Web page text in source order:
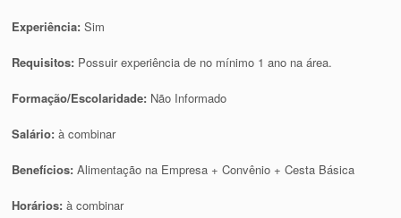
Experiência:Sim
Requisitos: Possuir experiência de no mínimo 1 ano na área.
Formação/Escolaridade: Não Informado
Salário:à combinar
Benefícios:Alimentação na Empresa + Convênio + Cesta Básica
Horários:à combinar